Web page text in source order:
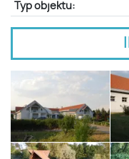
Typ objektu: